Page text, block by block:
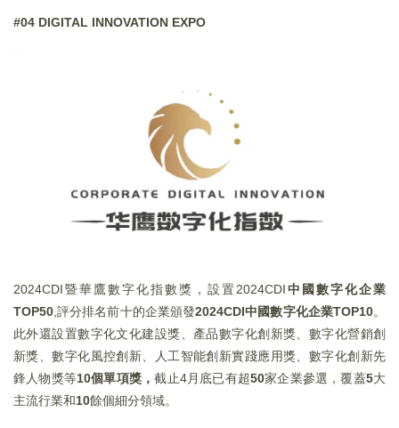
#04 DIGITAL INNOVATION EXPO
2024CDI暨華鷹數字化指數獎，設置2024CDI中國數字化企業
TOP50,評分排名前十的企業頒發2024CDI中國數字化企業TOP10。
此外還設置數字化文化建設獎、產品數字化創新獎、數字化營銷創
新獎、數字化風控創新、人工智能創新實踐應用獎、數字化創新先
鋒人物獎等10個單項獎，截止4月底已有超50家企業參選，覆蓋5大
主流行業和10餘個細分領域。